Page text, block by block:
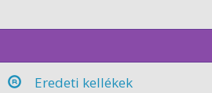
Eredeti kellékek